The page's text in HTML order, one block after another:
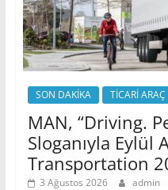
SON DAKİKA TİCARİ
MAN, “Driving.
Sloganıyla Eylül
Transportation
3 Ağustos 2026 admin